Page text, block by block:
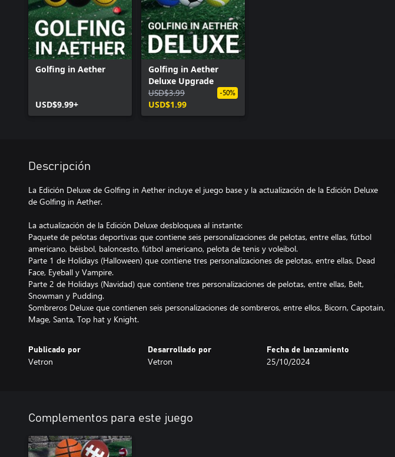
Golfing in Aether
USD$9.99+
Golfing in Aether
Deluxe Upgrade
USD$3.99
USD$1.99
-50%
Descripción
La Edición Deluxe de Golfing in Aether incluye el juego base y la actualización de la Edición Deluxe
de Golfing in Aether.
La actualización de la Edición Deluxe desbloquea al instante:
Paquete de pelotas deportivas que contiene seis personalizaciones de pelotas, entre ellas, fútbol
americano, béisbol, baloncesto, fútbol americano, pelota de tenis y voleibol.
Parte 1 de Holidays (Halloween) que contiene tres personalizaciones de pelotas, entre ellas, Dead
Face, Eyeball y Vampire.
Parte 2 de Holidays (Navidad) que contiene tres personalizaciones de pelotas, entre ellas, Belt,
Snowman y Pudding.
Sombreros Deluxe que contienen seis personalizaciones de sombreros, entre ellos, Bicorn, Capotain,
Mage, Santa, Top hat y Knight.
Publicado por
Vetron
Desarrollado por
Vetron
Fecha de lanzamiento
25/10/2024
Complementos para este juego